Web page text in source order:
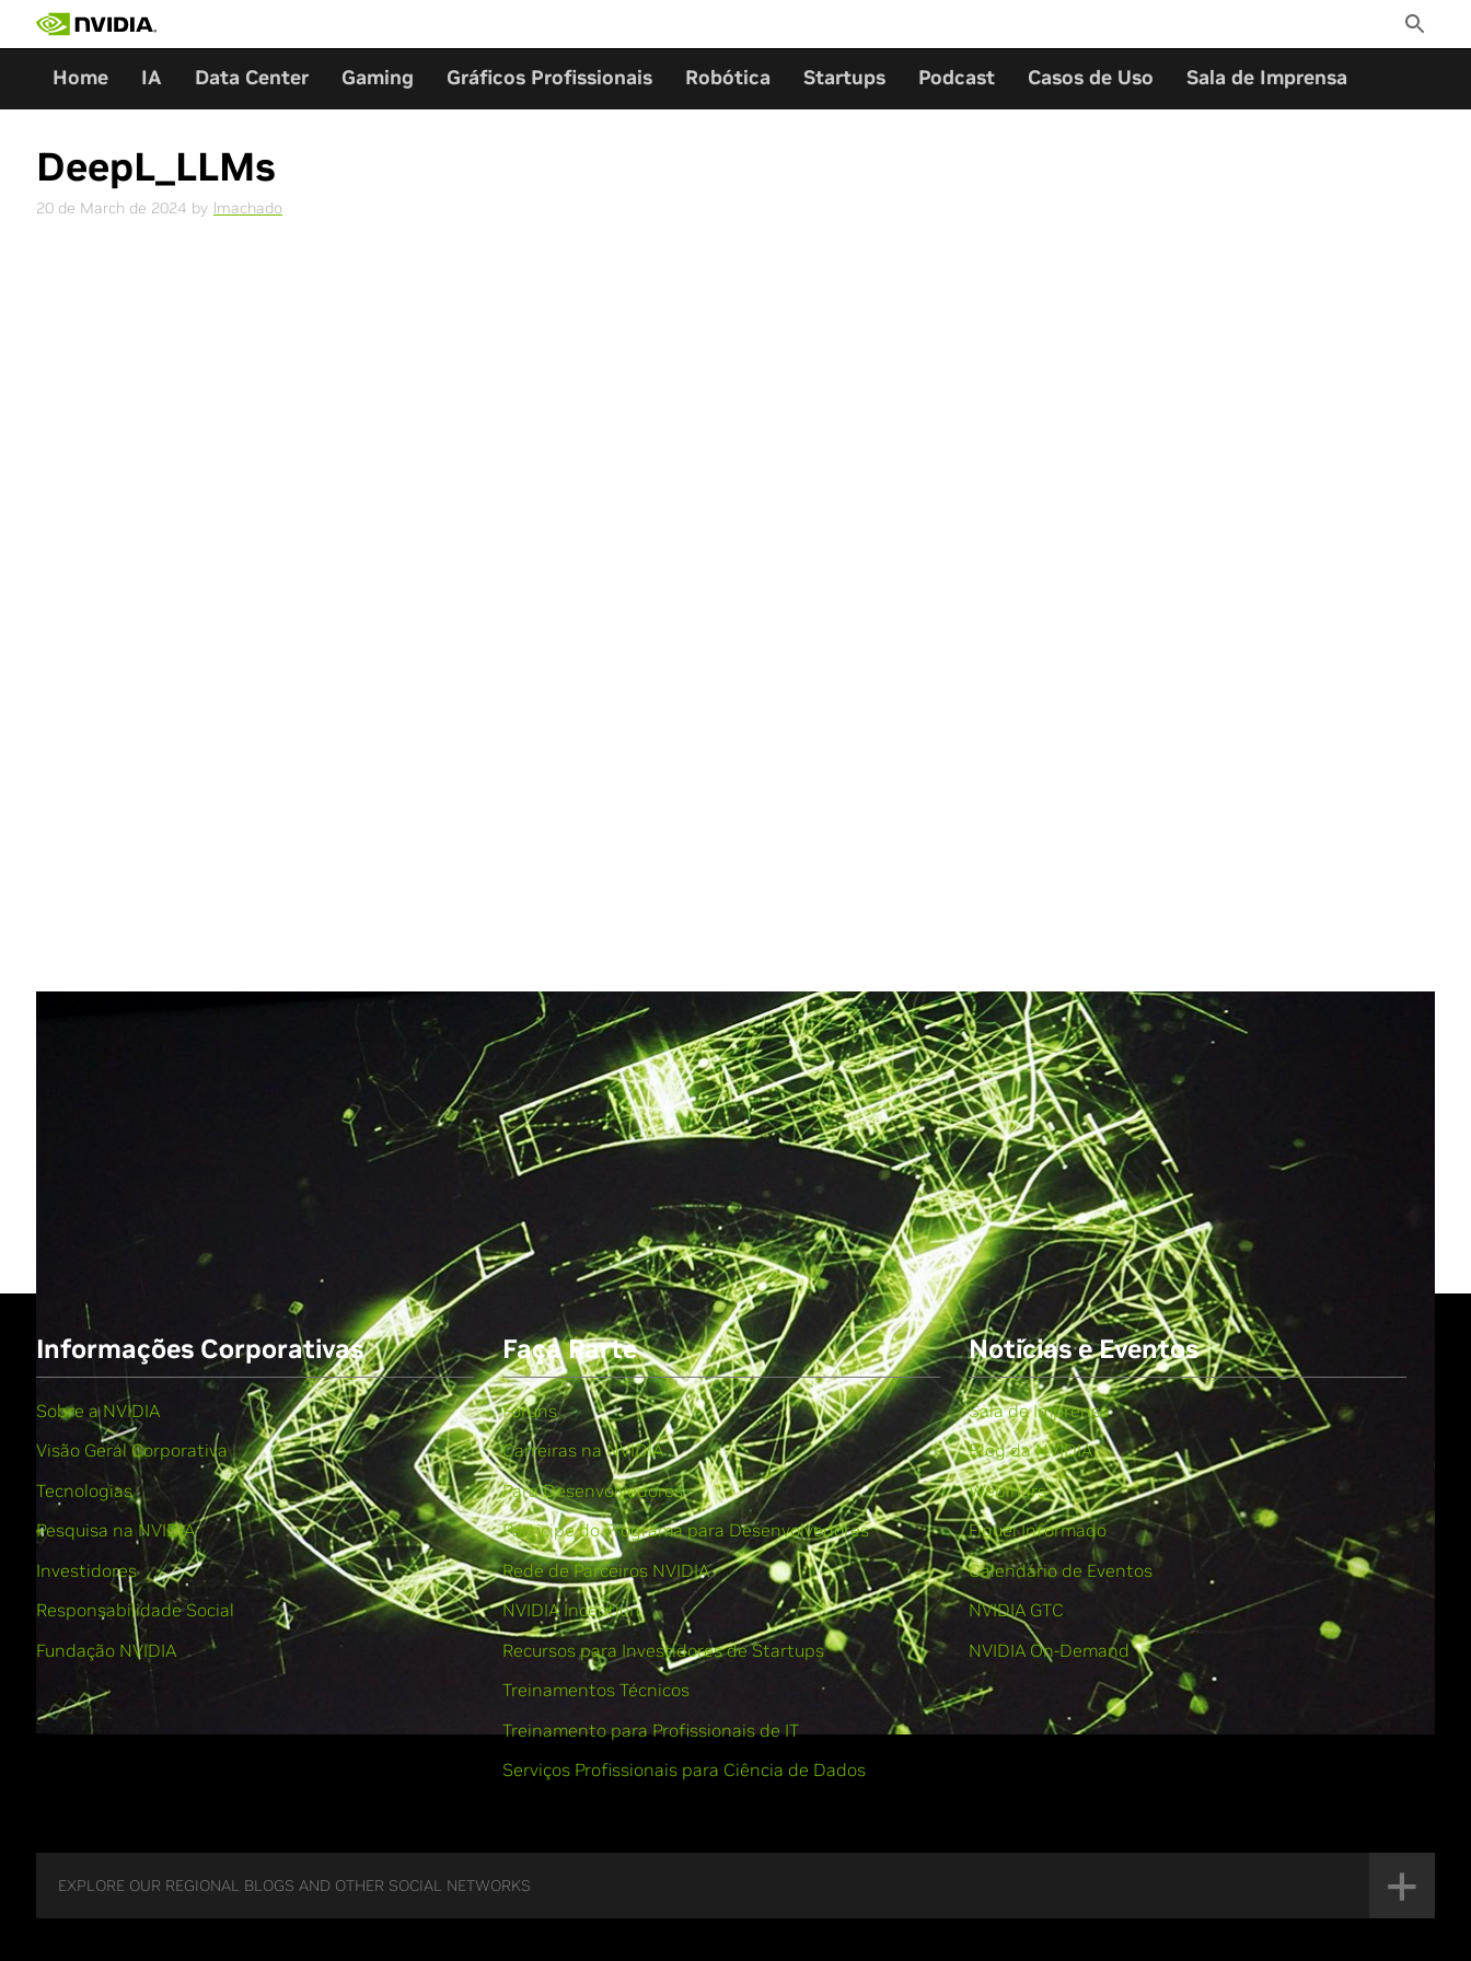
Toggle
Search
Home IA Data Center Gaming Gráficos Profissionais Robótica Startups Podcast Casos de Uso Sala de Imprensa
DeepL_LLMs
20 de March de 2024 by lmachado
All NVIDIA News
Informações Corporativas
Sobre a NVIDIA
Visão Geral Corporativa
Tecnologias
Pesquisa na NVIDIA
Investidores
Responsabilidade Social
Fundação NVIDIA
Faça Parte
Fóruns
Carreiras na NVIDIA
Para Desenvolvedores
Participe do Programa para Desenvolvedores
Rede de Parceiros NVIDIA
NVIDIA Inception
Recursos para Investidores de Startups
Treinamentos Técnicos
Treinamento para Profissionais de IT
Serviços Profissionais para Ciência de Dados
Notícias e Eventos
Sala de Imprensa
Blog da NVIDIA
Webinars
Fiquei Informado
Calendário de Eventos
NVIDIA GTC
NVIDIA On-Demand
EXPLORE OUR REGIONAL BLOGS AND OTHER SOCIAL NETWORKS